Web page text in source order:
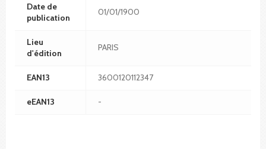
Date de
publication
01/01/1900
Lieu
d'édition
PARIS
EAN13 3600120112347
eEAN13 -